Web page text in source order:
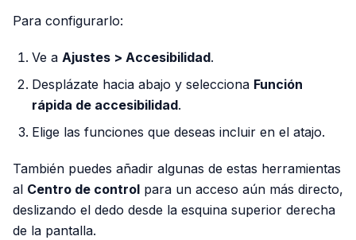
Para configurarlo:
Ve a Ajustes > Accesibilidad.
Desplázate hacia abajo y selecciona Función
rápida de accesibilidad.
Elige las funciones que deseas incluir en el atajo.
También puedes añadir algunas de estas herramientas
al Centro de control para un acceso aún más directo,
deslizando el dedo desde la esquina superior derecha
de la pantalla.